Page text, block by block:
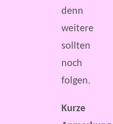
denn
weitere
sollten
noch
folgen.
Kurze